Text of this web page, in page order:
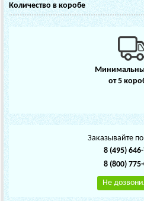
Количество в коробе
от 5
Заказывайте
8 (495)
8 (800)
Не